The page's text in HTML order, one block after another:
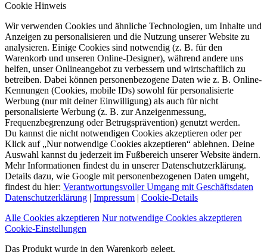
Cookie Hinweis
Wir verwenden Cookies und ähnliche Technologien, um Inhalte und
Anzeigen zu personalisieren und die Nutzung unserer Website zu
analysieren. Einige Cookies sind notwendig (z. B. für den
Warenkorb und unseren Online-Designer), während andere uns
helfen, unser Onlineangebot zu verbessern und wirtschaftlich zu
betreiben. Dabei können personenbezogene Daten wie z. B. Online-
Kennungen (Cookies, mobile IDs) sowohl für personalisierte
Werbung (nur mit deiner Einwilligung) als auch für nicht
personalisierte Werbung (z. B. zur Anzeigenmessung,
Frequenzbegrenzung oder Betrugsprävention) genutzt werden.
Du kannst die nicht notwendigen Cookies akzeptieren oder per
Klick auf „Nur notwendige Cookies akzeptieren“ ablehnen. Deine
Auswahl kannst du jederzeit im Fußbereich unserer Website ändern.
Mehr Informationen findest du in unserer Datenschutzerklärung.
Details dazu, wie Google mit personenbezogenen Daten umgeht,
findest du hier: Verantwortungsvoller Umgang mit Geschäftsdaten
Datenschutzerklärung | Impressum | Cookie-Details
Alle Cookies akzeptieren Nur notwendige Cookies akzeptieren
Cookie-Einstellungen
Das Produkt wurde in den Warenkorb gelegt.